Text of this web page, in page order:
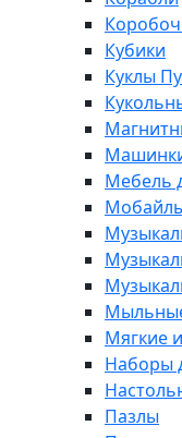
Кубики
Куклы
Мебель
Мягкие
Наборы
Пазлы